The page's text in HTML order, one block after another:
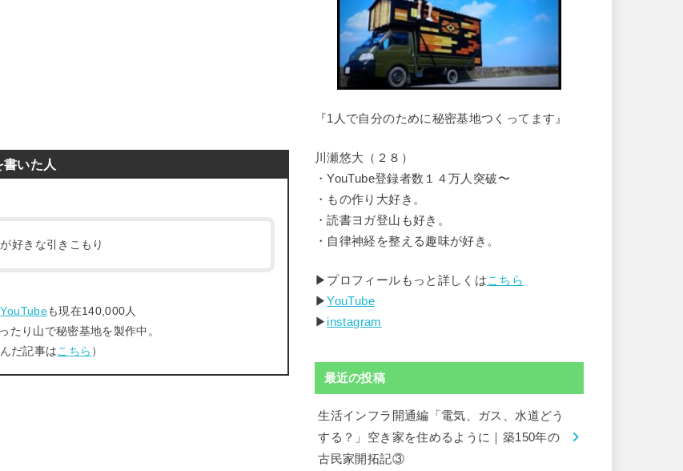
書いた人
好きな引きこもり
YouTubeも現在140,000人
たり山で秘密基地を製作中。
だ記事はこちら ）
『1人で自分のために秘密基地つくってます』
川瀬悠大（２８）
・YouTube登録者数１４万人突破〜
・もの作り大好き。
・読書ヨガ登山も好き。
・自律神経を整える趣味が好き。
▶︎プロフィールもっと詳しくはこちら
▶︎YouTube
▶︎ instagram
最近の投稿
生活インフラ開通編「電気、ガス、水道どう
する？」空き家を住めるように｜築150年の
古民家開拓記③